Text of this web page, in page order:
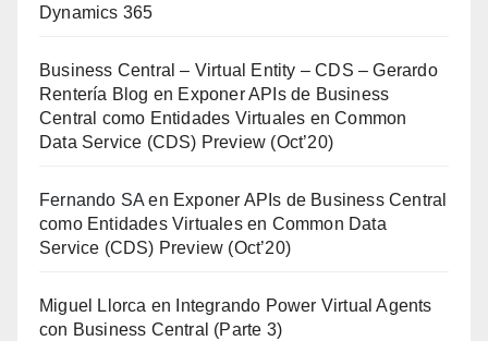
Dynamics 365
Business Central – Virtual Entity – CDS – Gerardo
Rentería Blog en Exponer APIs de Business
Central como Entidades Virtuales en Common
Data Service (CDS) Preview (Oct’20)
Fernando SA en Exponer APIs de Business Central
como Entidades Virtuales en Common Data
Service (CDS) Preview (Oct’20)
Miguel Llorca en
Integrando Power Virtual Agents
con Business Central (Parte 3)